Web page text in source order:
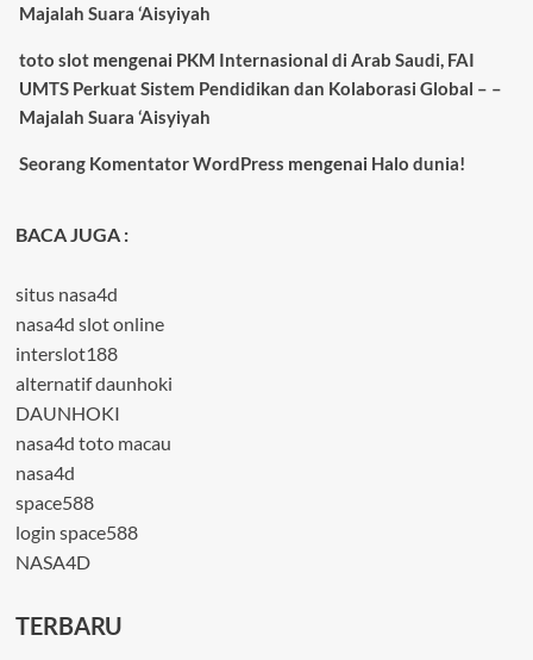
Majalah Suara ‘Aisyiyah
toto slotmengenai PKM Internasional di Arab Saudi, FAI
UMTS Perkuat Sistem Pendidikan dan Kolaborasi Global – –
Majalah Suara ‘Aisyiyah
Seorang Komentator WordPress mengenai Halo dunia!
BACA JUGA :
situs nasa4d
nasa4d slot online
interslot188
alternatif daunhoki
DAUNHOKI
nasa4d toto macau
nasa4d
space588
login space588
NASA4D
TERBARU